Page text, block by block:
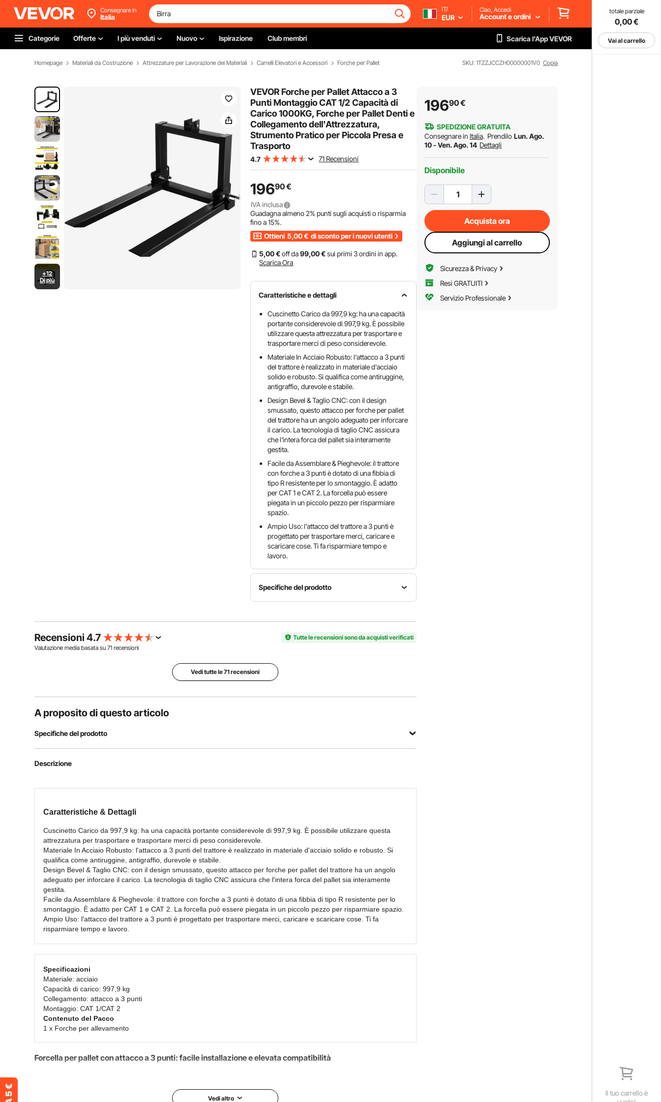
totale parziale
0,00€
Vai al carrello
Il tuo carrello è
Consegnare in
Italia
IT/
EUR
Ciao, Accedi
Account e ordini
Categorie Offerte I più venduti Nuovo Ispirazione Club membri Scarica l'App VEVOR
Homepage Materiali da Costruzione Attrezzature per Lavorazione dei Materiali Carrelli Elevatori e Accessori Forche per Pallet SKU: 1TZZJCCZH00000001V0 Copia
+12
Di più
VEVOR Forche per Pallet Attacco a 3
Punti Montaggio CAT 1/2 Capacità di
Carico 1000KG, Forche per Pallet Denti e
Collegamento dell'Attrezzatura,
Strumento Pratico per Piccola Presa e
Trasporto
4.7 71 Recensioni
19690€
IVA inclusa
Guadagna almeno2% punti sugli acquisti o risparmia
fino a15%.
Ottieni 5,00 € di sconto per i nuovi utenti
5,00 €off da99,00 €sui primi 3 ordini in app.
Scarica Ora
Caratteristiche e dettagli
Cuscinetto Carico da 997,9 kg: ha una capacità
portante considerevole di 997,9 kg. È possibile
utilizzare questa attrezzatura per trasportare e
trasportare merci di peso considerevole.
Materiale In Acciaio Robusto: l'attacco a 3 punti
del trattore è realizzato in materiale d'acciaio
solido e robusto. Si qualifica come antiruggine,
antigraffio, durevole e stabile.
Design Bevel & Taglio CNC: con il design
smussato, questo attacco per forche per pallet
del trattore ha un angolo adeguato per inforcare
il carico. La tecnologia di taglio CNC assicura
che l'intera forca del pallet sia interamente
gestita.
Facile da Assemblare & Pieghevole: il trattore
con forche a 3 punti è dotato di una fibbia di
tipo R resistente per lo smontaggio. È adatto
per CAT 1 e CAT 2. La forcella può essere
piegata in un piccolo pezzo per risparmiare
spazio.
Ampio Uso: l'attacco del trattore a 3 punti è
progettato per trasportare merci, caricare e
scaricare cose. Ti fa risparmiare tempo e
lavoro.
Specifiche del prodotto
di carico
attacco a
1/CAT 2
Vedi tutte le specifiche
Recensioni 4.7
Tutte le recensioni sono da acquisti verificati
Valutazione media basata su 71 recensioni
Vedi tutte le 71 recensioni
A proposito di questo articolo
Specifiche del prodotto
Materiale
Capacità di carico 997,9 kg
Collegamento
Montaggio CAT 1/CAT 2
Descrizione
Caratteristiche & Dettagli
Cuscinetto Carico da 997,9 kg: ha una capacità portante considerevole di 997,9 kg. È possibile utilizzare questa
attrezzatura per trasportare e trasportare merci di peso considerevole.
Materiale In Acciaio Robusto: l'attacco a 3 punti del trattore è realizzato in materiale d'acciaio solido e robusto. Si
qualifica come antiruggine, antigraffio, durevole e stabile.
Design Bevel & Taglio CNC: con il design smussato, questo attacco per forche per pallet del trattore ha un angolo
adeguato per inforcare il carico. La tecnologia di taglio CNC assicura che l'intera forca del pallet sia interamente
gestita.
Facile da Assemblare & Pieghevole: il trattore con forche a 3 punti è dotato di una fibbia di tipo R resistente per lo
smontaggio. È adatto per CAT 1 e CAT 2. La forcella può essere piegata in un piccolo pezzo per risparmiare spazio.
Ampio Uso: l'attacco del trattore a 3 punti è progettato per trasportare merci, caricare e scaricare cose. Ti fa
risparmiare tempo e lavoro.
Specificazioni
Materiale: acciaio
Capacità di carico: 997,9 kg
Collegamento: attacco a 3 punti
Montaggio: CAT 1/CAT 2
Contenuto del Pacco
1 x Forche per allevamento
Forcella per pallet con attacco a 3 punti: facile installazione e elevata compatibilità
fatica. Puoi iniziare a usare le forche subito dopo l'installazione. Questa funzione funziona bene nei programmi
Vedi altro
19690€
SPEDIZIONE GRATUITA
Consegnare in Italia. Prendilo Lun. Ago.
10 - Ven. Ago. 14 Dettagli
Disponibile
Acquista ora
Aggiungi al carrello
Sicurezza & Privacy
Resi GRATUITI
Servizio Professionale